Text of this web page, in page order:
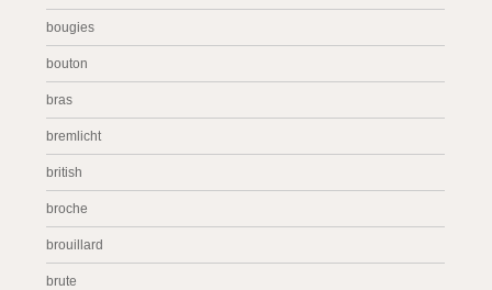
bougies
bouton
bras
bremlicht
british
broche
brouillard
brute